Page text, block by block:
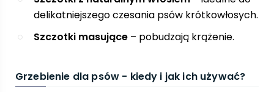
delikatniejszego czesania psów krótkowłosych.
Szczotki masujące – pobudzają krążenie.
Grzebienie dla psów - kiedy i jak ich używać?